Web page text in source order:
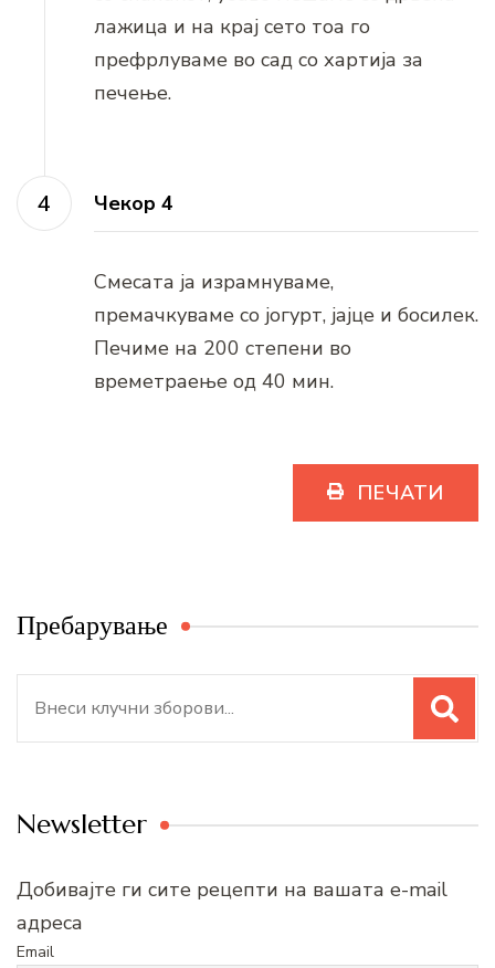
лажица и на крај сето тоа го
префрлуваме во сад со хартија за
печење.
Чекор 4
Смесата ја израмнуваме,
премачкуваме со јогурт, јајце и босилек.
Печиме на 200 степени во
времетраење од 40 мин.
ПЕЧАТИ
Пребарување
Newsletter
Добивајте ги сите рецепти на вашата e-mail
адреса
Email